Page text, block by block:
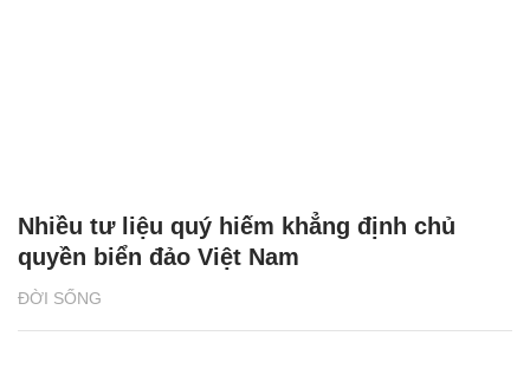
ĐỜI SỐNG
Nhiều tư liệu quý hiếm khẳng định chủ
quyền biển đảo Việt Nam